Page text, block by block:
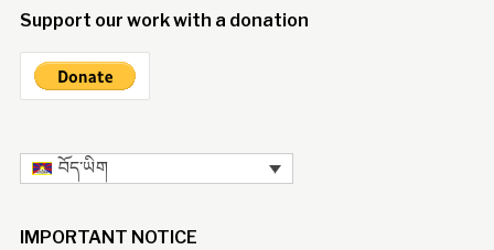
Support our work with a donation
བོད་ཡིག
IMPORTANT NOTICE